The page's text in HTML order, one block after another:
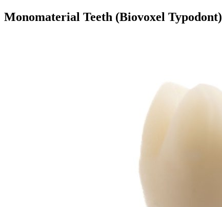
Monomaterial Teeth (Biovoxel Typodont)